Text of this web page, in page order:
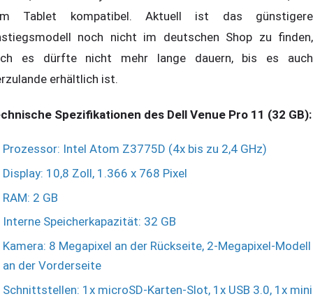
Tablet kompatibel. Aktuell ist das günstigere
noch nicht im deutschen Shop zu finden,
es dürfte nicht mehr lange dauern, bis es auch
erhältlich ist.
Spezifikationen des Dell Venue Pro 11 (32 GB):
Prozessor: Intel Atom Z3775D (4x bis zu 2,4 GHz)
Display: 10,8 Zoll, 1.366 x 768 Pixel
RAM: 2 GB
Interne Speicherkapazität: 32 GB
Kamera: 8 Megapixel an der Rückseite, 2-Megapixel-Modell
an der Vorderseite
Schnittstellen: 1x microSD-Karten-Slot, 1x USB 3.0, 1x mini